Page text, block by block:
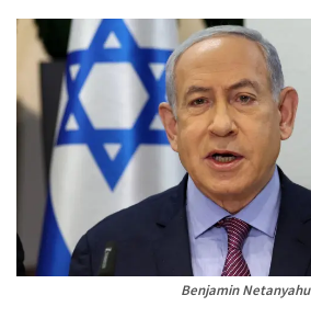
Benjamin Netanyahu